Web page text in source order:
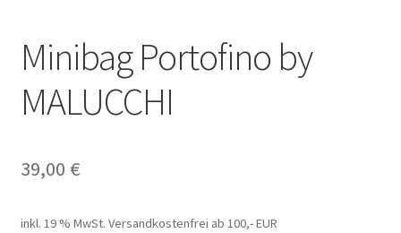
Minibag Portofino by
MALUCCHI
39,00 €
inkl. 19 % MwSt. Versandkostenfrei ab 100,- EUR